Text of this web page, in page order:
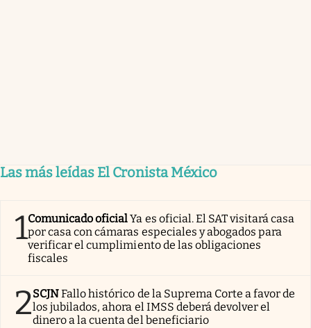
Las más leídas El Cronista México
1Comunicado oficialYa es oficial. El SAT visitará casa
por casa con cámaras especiales y abogados para
verificar el cumplimiento de las obligaciones
fiscales
2SCJNFallo histórico de la Suprema Corte a favor de
los jubilados, ahora el IMSS deberá devolver el
dinero a la cuenta del beneficiario